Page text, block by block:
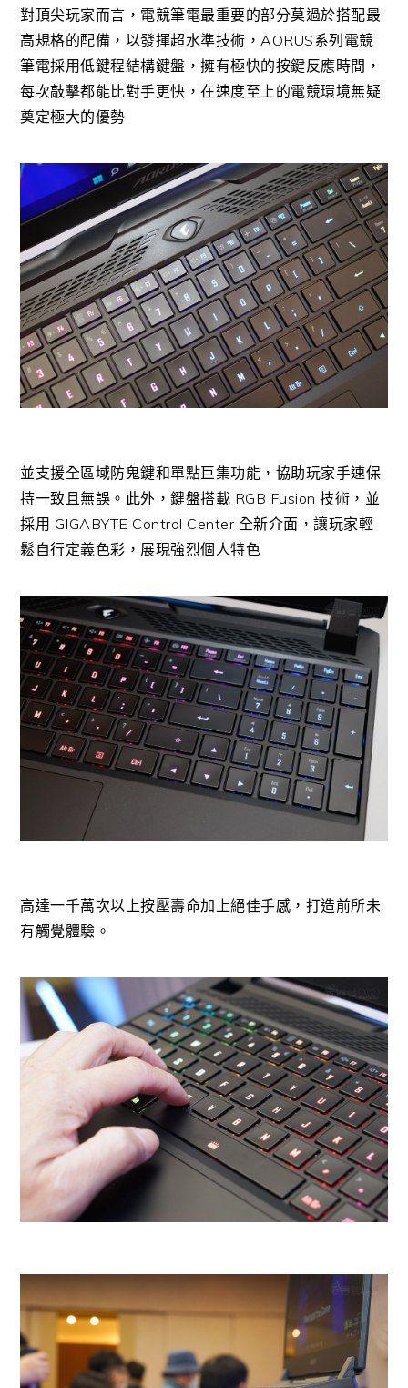
對頂尖玩家而言，電競筆電最重要的部分莫過於搭配最
高規格的配備，以發揮超水準技術，AORUS系列電競
筆電採用低鍵程結構鍵盤，擁有極快的按鍵反應時間，
每次敲擊都能比對手更快，在速度至上的電競環境無疑
奠定極大的優勢
並支援全區域防鬼鍵和單點巨集功能，協助玩家手速保
持一致且無誤。此外，鍵盤搭載 RGB Fusion 技術，並
採用 GIGABYTE Control Center 全新介面，讓玩家輕
鬆自行定義色彩，展現強烈個人特色
高達一千萬次以上按壓壽命加上絕佳手感，打造前所未
有觸覺體驗。